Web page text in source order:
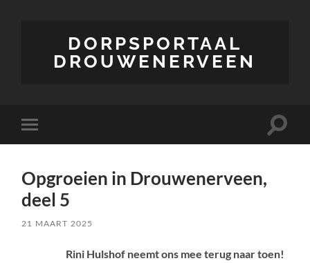
DORPSPORTAAL
DROUWENERVEEN
mobiel
Toggle
Opgroeien in Drouwenerveen,
deel 5
21 MAART 2025
Rini Hulshof neemt ons mee terug naar toen!